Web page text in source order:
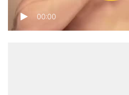
00:00